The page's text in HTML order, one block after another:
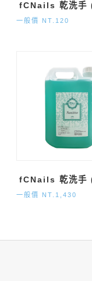
一般價 NT.120
一般價 NT.1,430